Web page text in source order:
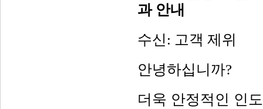
과 안내
수신 : 고객 제위
안녕하십니까?
더욱 안정적인 인